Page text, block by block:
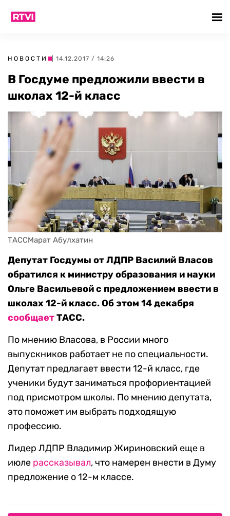
НОВОСТИ | 14.12.2017 / 14:26
В Госдуме предложили ввести в
школах‍ 12-й класс
ТАССМарат Абулхатин
Депутат Госдумы от ЛДПР Василий Власов
обратился к министру образования и науки
Ольге Васильевой с предложением ввести в
школах 12-й класс. Об этом 14 декабря
сообщаетТАСС.
По мнению Власова, в России много
выпускников работает не по специальности.
Депутат предлагает ввести 12-й класс, где
ученики будут заниматься профориентацией
под присмотром школы. По мнению депутата,
это поможет им выбрать подходящую
профессию.
Лидер ЛДПР Владимир Жириновский еще в
июле рассказывал, что намерен внести в Думу
предложение о 12-м классе.